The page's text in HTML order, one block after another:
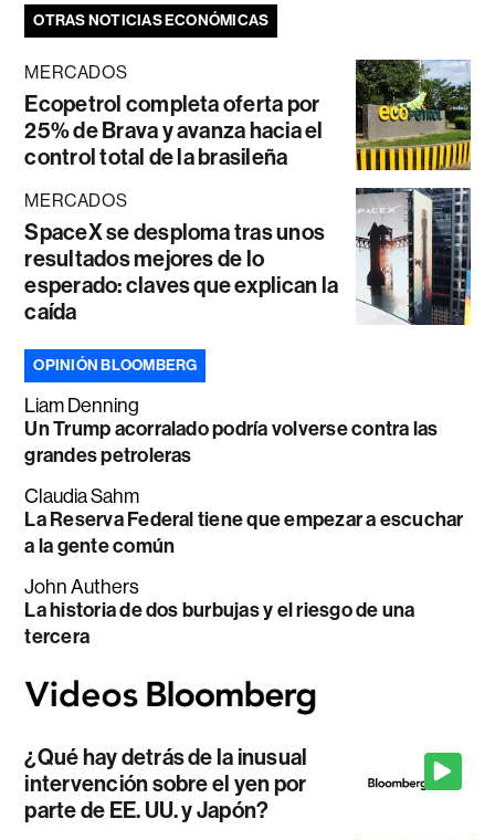
OTRAS NOTICIAS ECONÓMICAS
MERCADOS
Ecopetrol completa oferta por
25% de Brava y avanza hacia el
control total de la brasileña
MERCADOS
SpaceX se desploma tras unos
resultados mejores de lo
esperado: claves que explican la
caída
OPINIÓN BLOOMBERG
Liam Denning
Un Trump acorralado podría volverse contra las
grandes petroleras
Claudia Sahm
La Reserva Federal tiene que empezar a escuchar
a la gente común
John Authers
La historia de dos burbujas y el riesgo de una
tercera
¿Qué hay detrás de la inusual
intervención sobre el yen por
parte de EE. UU. y Japón?